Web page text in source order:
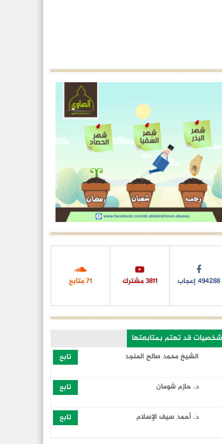
606886إعجاب 4682مشترك 87متابع
شخصيات قد تهتم بمتابعتها
الشيخ محمد صالح المنجد تابع
‏د. حازم شومان تابع
د. أحمد سيف الإسلام تابع